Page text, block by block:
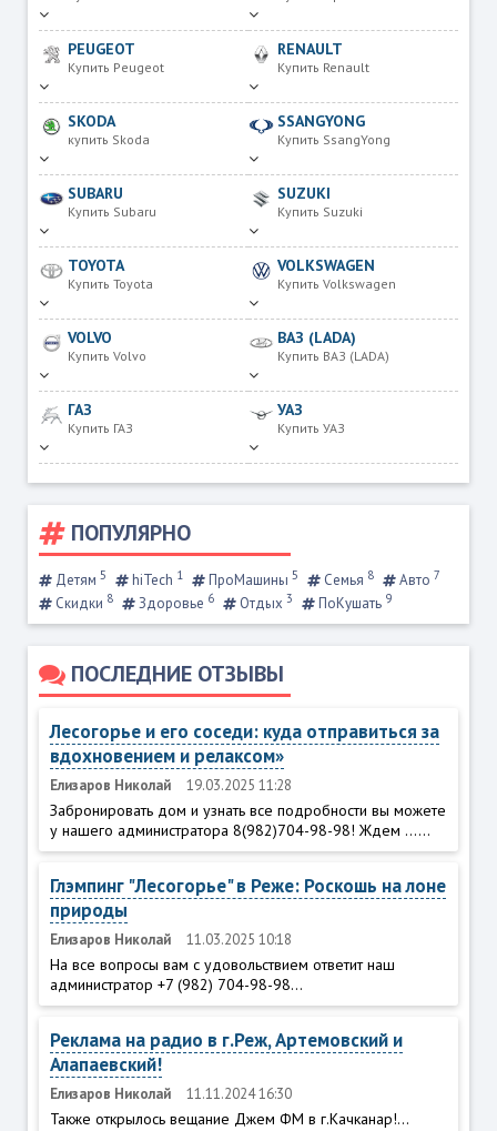
PEUGEOT
Купить Peugeot
RENAULT
Купить Renault
SKODA
купить Skoda
SSANGYONG
Купить SsangYong
SUBARU
Купить Subaru
SUZUKI
Купить Suzuki
TOYOTA
Купить Toyota
VOLKSWAGEN
Купить Volkswagen
VOLVO
Купить Volvo
ВАЗ (LADA)
Купить ВАЗ (LADA)
ГАЗ
Купить ГАЗ
УАЗ
Купить УАЗ
ПОПУЛЯРНО
Детям 5 hiTech 1 ПроМашины 5 Семья 8 Авто 7
Скидки 8 Здоровье 6 Отдых 3 ПоКушать 9
ПОСЛЕДНИЕ ОТЗЫВЫ
Лесогорье и его соседи: куда отправиться за
вдохновением и релаксом»
Елизаров Николай 19.03.2025 11:28
Забронировать дом и узнать все подробности вы можете
у нашего администратора 8(982)704-98-98! Ждем ......
Глэмпинг "Лесогорье" в Реже: Роскошь на лоне
природы
Елизаров Николай 11.03.2025 10:18
На все вопросы вам с удовольствием ответит наш
администратор +7 (982) 704-98-98...
Реклама на радио в г.Реж, Артемовский и
Алапаевский!
Елизаров Николай 11.11.2024 16:30
Также открылось вещание Джем ФМ в г.Качканар!...